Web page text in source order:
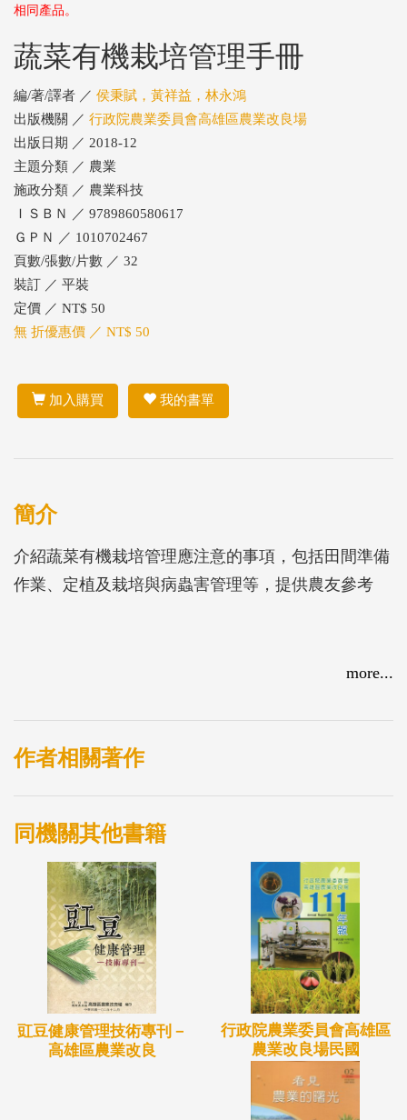
相同產品。
蔬菜有機栽培管理手冊
編/著/譯者 ／ 侯秉賦，黃祥益，林永鴻
出版機關 ／ 行政院農業委員會高雄區農業改良場
出版日期 ／ 2018-12
主題分類 ／ 農業
施政分類 ／ 農業科技
ＩＳＢＮ ／ 9789860580617
ＧＰＮ ／ 1010702467
頁數/張數/片數 ／ 32
裝訂 ／ 平裝
定價 ／ NT$ 50
無 折優惠價 ／ NT$ 50
加入購買 我的書單
簡介
介紹蔬菜有機栽培管理應注意的事項，包括田間準備
作業、定植及栽培與病蟲害管理等，提供農友參考
more...
作者相關著作
同機關其他書籍
豇豆健康管理技術專刊－
高雄區農業改良
行政院農業委員會高雄區
農業改良場民國